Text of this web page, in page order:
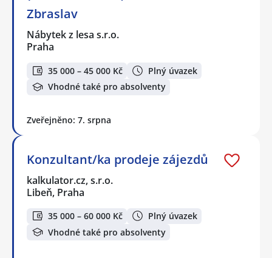
Zbraslav
Nábytek z lesa s.r.o.
Praha
35 000 – 45 000 Kč
Plný úvazek
Vhodné také pro absolventy
Zveřejněno: 7. srpna
Konzultant/ka prodeje zájezdů
kalkulator.cz, s.r.o.
Libeň, Praha
35 000 – 60 000 Kč
Plný úvazek
Vhodné také pro absolventy